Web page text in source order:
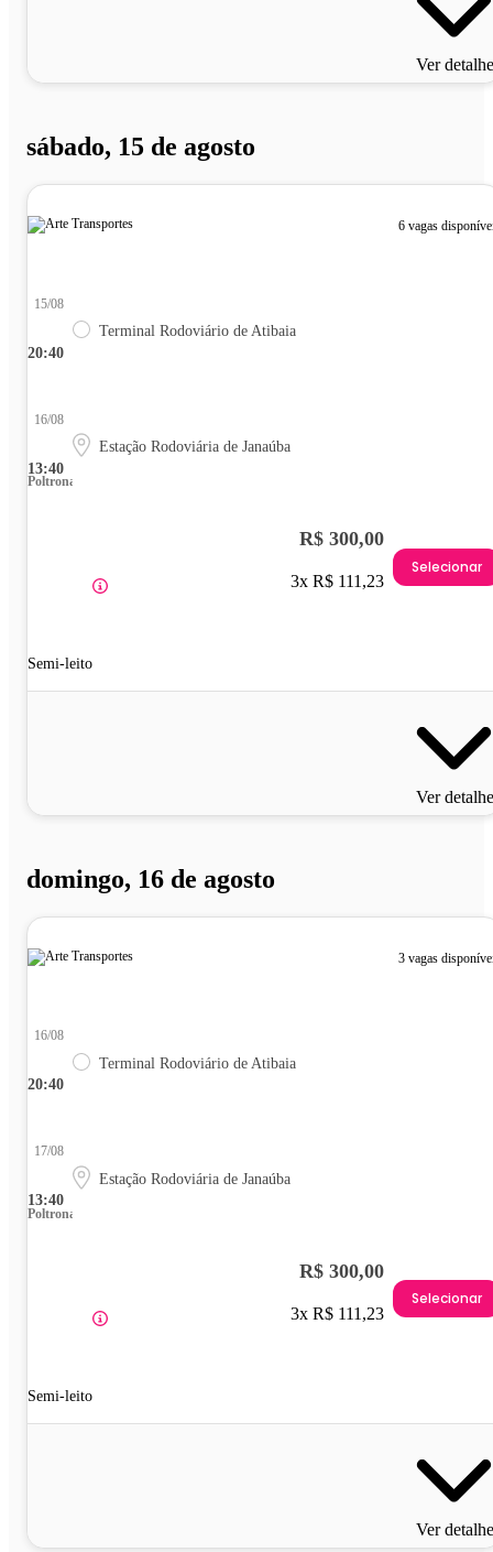
Ver
sábado, 15 de agosto
6 vagas
20:40
15/08
Terminal Rodoviário de Atibaia
13:40
16/08
Estação Rodoviária de Janaúba
Poltrona
Semi-leito
R$ 300,00
3x R$ 111,23
Selecionar
Ver
domingo, 16 de agosto
3 vagas
20:40
16/08
Terminal Rodoviário de Atibaia
13:40
17/08
Estação Rodoviária de Janaúba
Poltrona
Semi-leito
R$ 300,00
3x R$ 111,23
Selecionar
Ver